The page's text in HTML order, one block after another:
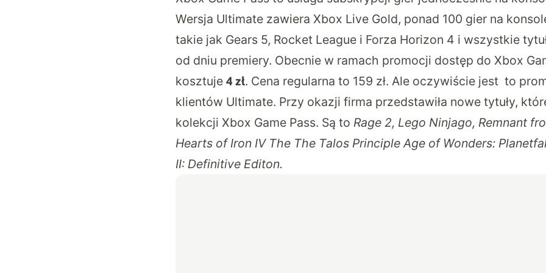
Wersja Ultimate zawiera Xbox Live Gold, ponad 100 gier na
takie jak Gears 5, Rocket League i Forza Horizon 4 i wszystkie
od dniu premiery. Obecnie w ramach promocji dostęp do Xbox
kosztuje 4 zł. Cena regularna to 159 zł. Ale oczywiście jest to
klientów Ultimate. Przy okazji firma przedstawiła nowe tytuły,
kolekcji Xbox Game Pass. Są to Rage 2, Lego Ninjago, Remnant
Hearts of Iron IV The The Talos Principle Age of Wonders:
II: Definitive Editon.